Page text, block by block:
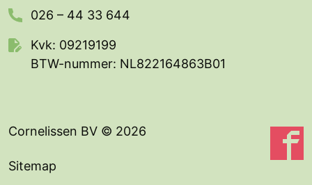
026 – 44 33 644
Kvk: 09219199
BTW-nummer: NL822164863B01
Cornelissen BV © 2026
Sitemap